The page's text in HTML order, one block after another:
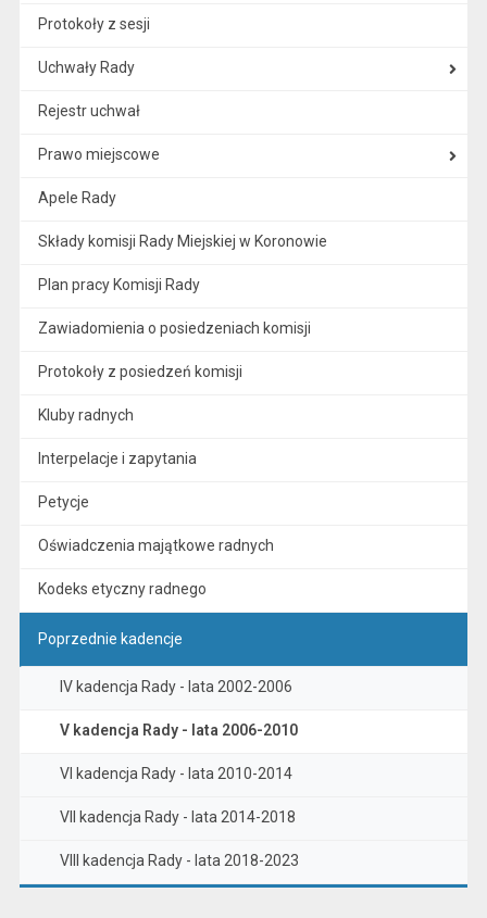
Protokoły z sesji
Uchwały Rady
Rejestr uchwał
Prawo miejscowe
Apele Rady
Składy komisji Rady Miejskiej w Koronowie
Plan pracy Komisji Rady
Zawiadomienia o posiedzeniach komisji
Protokoły z posiedzeń komisji
Kluby radnych
Interpelacje i zapytania
Petycje
Oświadczenia majątkowe radnych
Kodeks etyczny radnego
Poprzednie kadencje
IV kadencja Rady - lata 2002-2006
V kadencja Rady - lata 2006-2010
VI kadencja Rady - lata 2010-2014
VII kadencja Rady - lata 2014-2018
VIII kadencja Rady - lata 2018-2023